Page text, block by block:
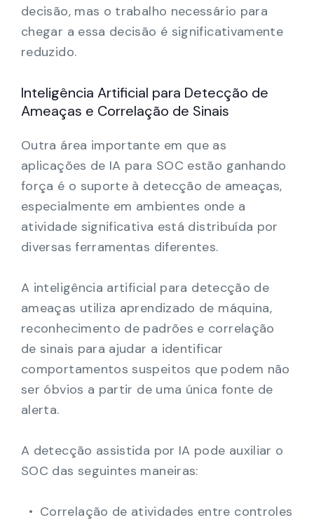
decisão, mas o trabalho necessário para
chegar a essa decisão é significativamente
reduzido.
Inteligência Artificial para Detecção de
Ameaças e Correlação de Sinais
Outra área importante em que as
aplicações de IA para SOC estão ganhando
força é o suporte à detecção de ameaças,
especialmente em ambientes onde a
atividade significativa está distribuída por
diversas ferramentas diferentes.
A inteligência artificial para detecção de
ameaças utiliza aprendizado de máquina,
reconhecimento de padrões e correlação
de sinais para ajudar a identificar
comportamentos suspeitos que podem não
ser óbvios a partir de uma única fonte de
alerta.
A detecção assistida por IA pode auxiliar o
SOC das seguintes maneiras:
Correlação de atividades entre controles